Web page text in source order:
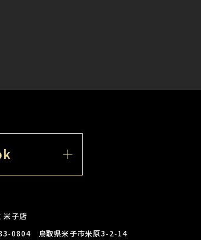
米子店
0804 鳥取県米子市米原3-2-14